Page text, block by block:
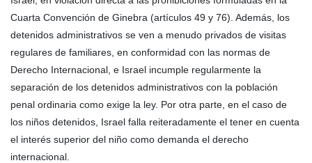
Cuarta Convención de Ginebra (artículos 49 y 76). Además, los
detenidos administrativos se ven a menudo privados de visitas
regulares de familiares, en conformidad con las normas de
Derecho Internacional, e Israel incumple regularmente la
separación de los detenidos administrativos con la población
penal ordinaria como exige la ley. Por otra parte, en el caso de
los niños detenidos, Israel falla reiteradamente el tener en cuenta
el interés superior del niño como demanda el derecho
internacional.